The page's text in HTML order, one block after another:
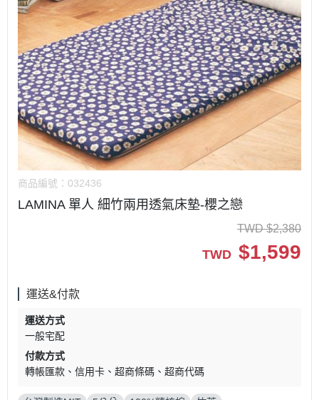
商品編號： 032436
LAMINA 單人 細竹兩用透氣床墊-櫻之戀
TWD $2,380
TWD $1,599
運送&付款
運送方式
一般宅配
付款方式
轉帳匯款
信用卡 超商條碼 超商代碼